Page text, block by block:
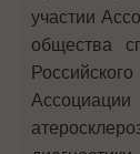
участии
общества